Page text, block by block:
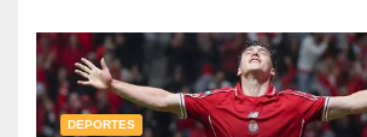
DEPORTES